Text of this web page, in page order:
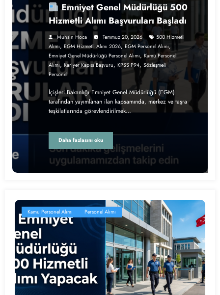
Emniyet Genel Müdürlüğü 500
Hizmetli Alımı Başvuruları Başladı
Muhsin Hoca Temmuz 20, 2026
500 Hizmetli
Alımı, EGM Hizmetli Alımı 2026, EGM Personel Alımı,
Emniyet Genel Müdürlüğü Personel Alımı,Kamu Personel
Alımı, Kariyer Kapısı Başvuru, KPSS P94, Sözleşmeli
Personel
İçişleri Bakanlığı Emniyet Genel Müdürlüğü (EGM)
tarafından yayımlanan ilan kapsamında, merkez ve taşra
teşkilatlarında görevlendirilmek…
Daha fazlasını oku
Kamu Personel Alımı Personel Alımı